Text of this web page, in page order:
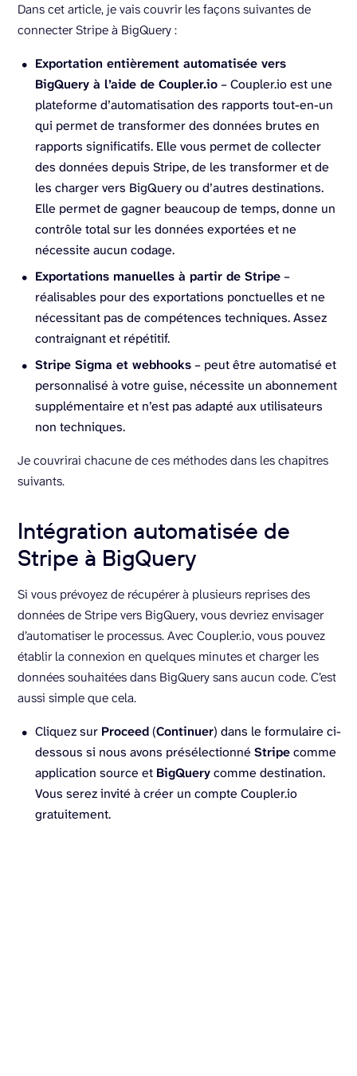
Dans cet article, je vais couvrir les façons suivantes de
connecter Stripe à BigQuery :
Exportation entièrement automatisée vers
BigQuery à l’aide de Coupler.io– Coupler.io est une
plateforme d’automatisation des rapports tout-en-un
qui permet de transformer des données brutes en
rapports significatifs. Elle vous permet de collecter
des données depuis Stripe, de les transformer et de
les charger vers BigQuery ou d’autres destinations.
Elle permet de gagner beaucoup de temps, donne un
contrôle total sur les données exportées et ne
nécessite aucun codage.
Exportations manuelles à partir de Stripe–
réalisables pour des exportations ponctuelles et ne
nécessitant pas de compétences techniques. Assez
contraignant et répétitif.
Stripe Sigma et webhooks– peut être automatisé et
personnalisé à votre guise, nécessite un abonnement
supplémentaire et n’est pas adapté aux utilisateurs
non techniques.
Je couvrirai chacune de ces méthodes dans les chapitres
suivants.
Intégration automatisée de
Stripe à BigQuery
Si vous prévoyez de récupérer à plusieurs reprises des
données de Stripe vers BigQuery, vous devriez envisager
d’automatiser le processus. Avec Coupler.io, vous pouvez
établir la connexion en quelques minutes et charger les
données souhaitées dans BigQuery sans aucun code. C’est
aussi simple que cela.
Cliquez sur Proceed(Continuer) dans le formulaire ci-
dessous si nous avons présélectionné Stripecomme
application source et BigQuerycomme destination.
Vous serez invité à créer un compte Coupler.io
gratuitement.